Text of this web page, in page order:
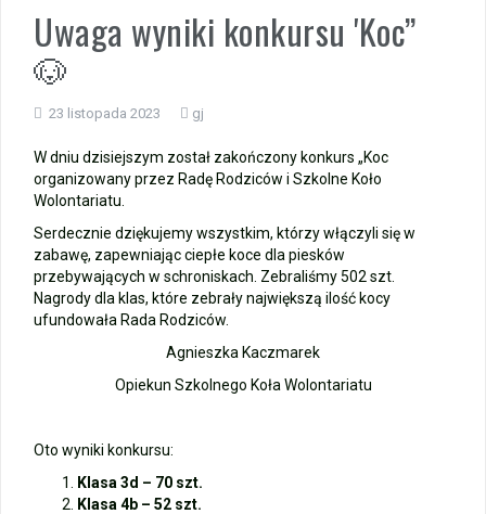
Wycieczka klasy 3b i 3d do Zieleniewa i Kołobrzegu
📚🧇🍧PODZIĘKOWANIA🍧🧇📚
Gala Laureatów – przeniesiona na wrzesień
Ósme miejsce w województwie i brązowy medal indywidualnie!
Nasi lekkoatleci w czołówce województwa!
Uwaga wyniki konkursu 'Koc”
🐶
23 listopada 2023 gj
W dniu dzisiejszym został zakończony konkurs „Koc
organizowany przez Radę Rodziców i Szkolne Koło
Wolontariatu.
Serdecznie dziękujemy wszystkim, którzy włączyli się w
zabawę, zapewniając ciepłe koce dla piesków
przebywających w schroniskach. Zebraliśmy 502 szt.
Nagrody dla klas, które zebrały największą ilość kocy
ufundowała Rada Rodziców.
Agnieszka Kaczmarek
Opiekun Szkolnego Koła Wolontariatu
Oto wyniki konkursu:
Klasa 3d – 70 szt.
Klasa 4b – 52 szt.